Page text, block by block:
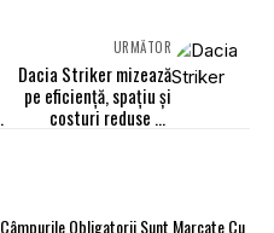
URMĂTOR
Dacia Striker mizează
pe eficiență, spațiu și
costuri reduse de
Câmpurile Obligatorii Sunt Marcate Cu